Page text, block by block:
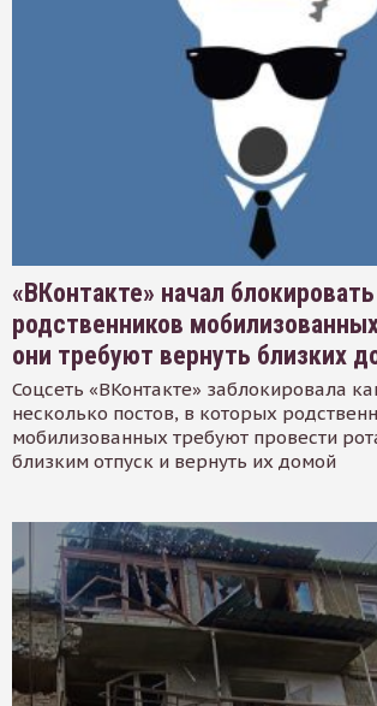
«ВКонтакте» начал
родственников
они требуют вернуть близких
Соцсеть «ВКонтакте» заблокировала
несколько постов, в которых
мобилизованных требуют провести
близким отпуск и вернуть их домой